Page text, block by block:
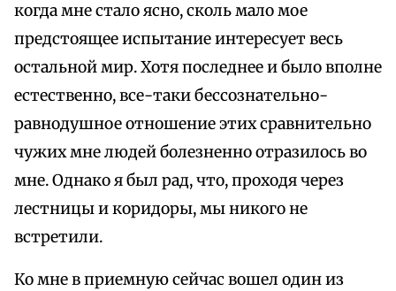
когда мне стало ясно, сколь мало мое
предстоящее испытание интересует весь
остальной мир. Хотя последнее и было вполне
естественно, все-таки бессознательно-
равнодушное отношение этих сравнительно
чужих мне людей болезненно отразилось во
мне. Однако я был рад, что, проходя через
лестницы и коридоры, мы никого не
встретили.
Ко мне в приемную сейчас вошел один из